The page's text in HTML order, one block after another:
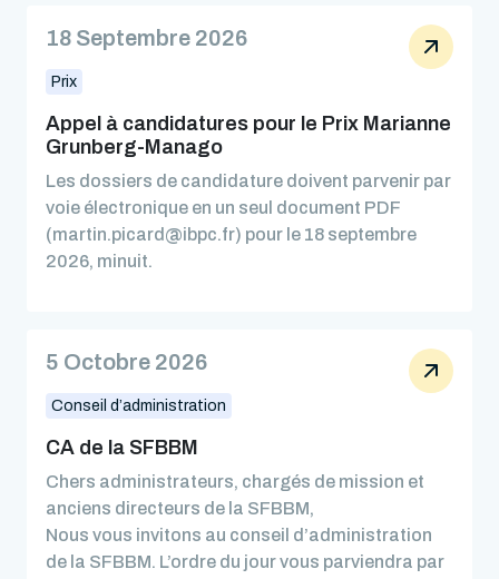
18 Septembre 2026
Prix
Appel à candidatures pour le Prix Marianne
Grunberg-Manago
Les dossiers de candidature doivent parvenir par
voie électronique en un seul document PDF
(martin.picard@ibpc.fr) pour le 18 septembre
2026, minuit.
5 Octobre 2026
Conseil d’administration
CA de la SFBBM
Chers administrateurs, chargés de mission et
anciens directeurs de la SFBBM,
Nous vous invitons au conseil d’administration
de la SFBBM. L’ordre du jour vous parviendra par